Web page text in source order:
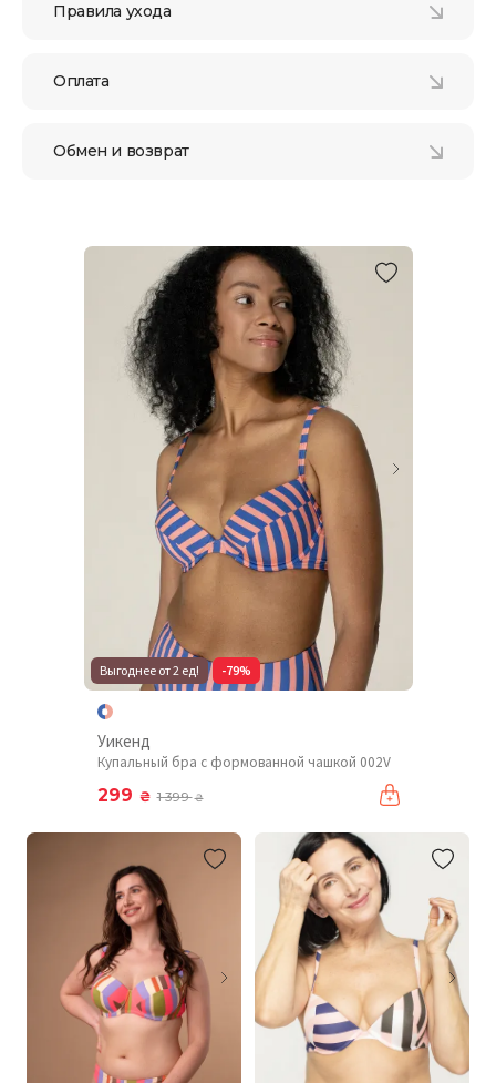
Правила ухода
Оплата
Обмен и возврат
Выгоднее от 2 ед! -79%
Уикенд
Купальный бра с формованной чашкой 002V
299 ₴ 1 399₴